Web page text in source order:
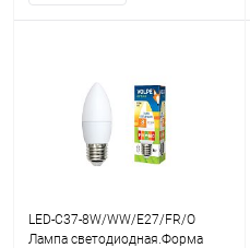
LED-C37-8W/WW/E27/FR/O
Лампа светодиодная.Форма